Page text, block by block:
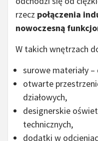
rzecz połączenia
nowoczesną
W takich wnętrzach
surowe materiały –
otwarte
działowych,
designerskie
technicznych,
dodatki w